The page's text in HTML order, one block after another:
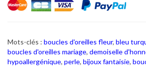
Mots-clés : boucles d'oreilles fleur, bleu
boucles d'oreilles mariage, demoiselle
hypoallergénique, perle, bijoux fantaisie,